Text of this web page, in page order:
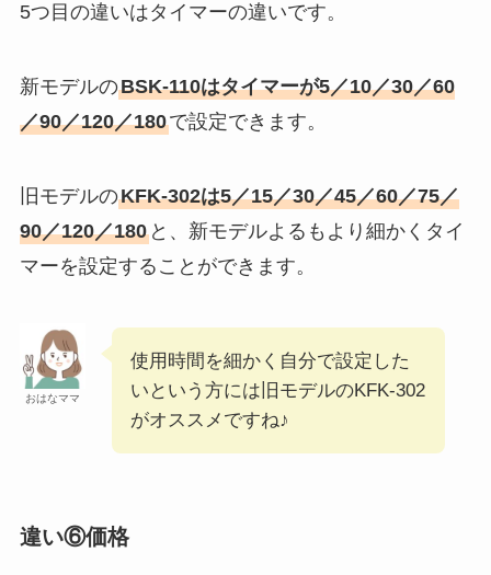
5つ目の違いはタイマーの違いです。
新モデルのBSK-110はタイマーが5／10／30／60
／90／120／180で設定できます。
旧モデルのKFK-302は5／15／30／45／60／75／
90／120／180と、新モデルよるもより細かくタイ
マーを設定することができます。
おはなママ
使用時間を細かく自分で設定した
いという方には旧モデルのKFK-302
がオススメですね♪
違い⑥価格